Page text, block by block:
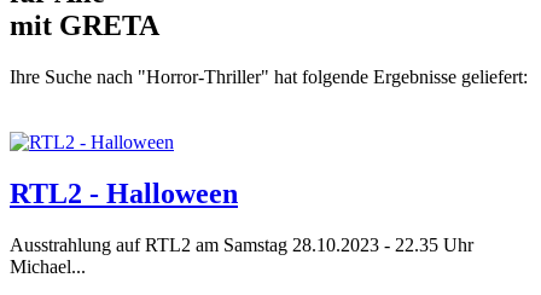
mit GRETA
Ihre Suche nach "Horror-Thriller" hat folgende Ergebnisse geliefert:
RTL2 - Halloween
Ausstrahlung auf RTL2 am Samstag 28.10.2023 - 22.35 Uhr
Michael...